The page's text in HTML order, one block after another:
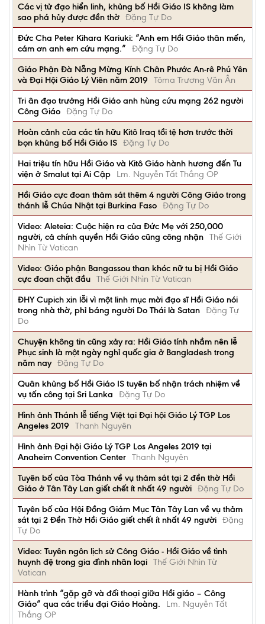
Các vị tử đạo hiển linh, khủng bố Hồi Giáo IS không làm
sao phá hủy được đền thờ Đặng Tự Do
Đức Cha Peter Kihara Kariuki: “Anh em Hồi Giáo thân mến,
cám ơn anh em cứu mạng.”
Đặng Tự Do
Giáo Phận Đà Nẵng Mừng Kính Chân Phước An-rê Phú Yên
và Đại Hội Giáo Lý Viên năm 2019
Tôma Trương Văn Ân
Tri ân đạo trưởng Hồi Giáo anh hùng cứu mạng 262 người
Công Giáo Đặng Tự Do
Hoàn cảnh của các tín hữu Kitô Iraq tồi tệ hơn trước thời
bọn khủng bố Hồi Giáo IS Đặng Tự Do
Hai triệu tín hữu Hồi Giáo và Kitô Giáo hành hương đến Tu
viện ở Smalut tại Ai Cập
Lm. Nguyễn Tất Thắng OP
Hồi Giáo cực đoan thảm sát thêm 4 người Công Giáo trong
thánh lễ Chúa Nhật tại Burkina Faso Đặng Tự Do
Video: Aleteia: Cuộc hiện ra của Đức Mẹ với 250,000
người, cả chính quyền Hồi Giáo cũng công nhận Thế Giới
Nhìn Từ Vatican
Video: Giáo phận Bangassou than khóc nữ tu bị Hồi Giáo
cực đoan chặt đầu Thế Giới Nhìn Từ Vatican
ĐHY Cupich xin lỗi vì một linh mục mời đạo sĩ Hồi Giáo nói
trong nhà thờ, phỉ báng người Do Thái là Satan Đặng Tự
Do
Chuyện không tin cũng xảy ra: Hồi Giáo tính nhầm nên lễ
Phục sinh là một ngày nghỉ quốc gia ở Bangladesh trong
năm nay Đặng Tự Do
Quân khủng bố Hồi Giáo IS tuyên bố nhận trách nhiệm về
vụ tấn công tại Sri Lanka
Đặng Tự Do
Hình ảnh Thánh lễ tiếng Việt tại Đại hội Giáo Lý TGP Los
Angeles 2019
Thanh Nguyên
Hình ảnh Đại hội Giáo Lý TGP Los Angeles 2019 tại
Anaheim Convention Center Thanh Nguyên
Tuyên bố của Tòa Thánh về vụ thảm sát tại 2 đền thờ Hồi
Giáo ở Tân Tây Lan giết chết ít nhất 49 người Đặng Tự Do
Tuyên bố của Hội Đồng Giám Mục Tân Tây Lan về vụ thảm
sát tại 2 Đền Thờ Hồi Giáo giết chết ít nhất 49 người Đặng
Tự Do
Video: Tuyên ngôn lịch sử Công Giáo - Hồi Giáo về tình
huynh đệ trong gia đình nhân loại Thế Giới Nhìn Từ
Vatican
Hành trình “gặp gỡ và đối thoại giữa Hồi giáo – Công
Giáo” qua các triều đại Giáo Hoàng.
Lm. Nguyễn Tất
Thắng OP